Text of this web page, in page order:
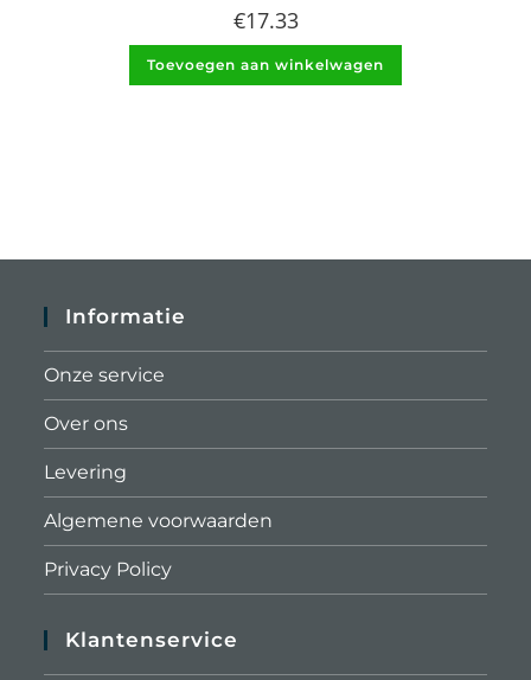
€17.33
Toevoegen aan winkelwagen
Informatie
Onze service
Over ons
Levering
Algemene voorwaarden
Privacy Policy
Klantenservice